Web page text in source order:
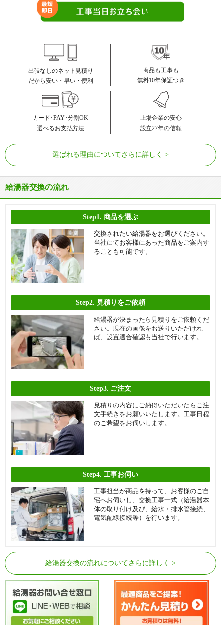
出張なしのネット見積り
だから安い・早い・便利
商品も工事も
無料10年保証つき
カード･PAY･分割OK
選べるお支払方法
上場企業の安心
設立27年の信頼
選ばれる理由についてさらに詳しく
給湯器交換の流れ
Step1. 商品を選ぶ
交換されたい給湯器をお選びください。
当社にてお客様にあった商品をご案内す
ることも可能です。
Step2. 見積りをご依頼
給湯器が決まったら見積りをご依頼くだ
さい。現在の画像をお送りいただけれ
ば、設置適合確認も当社で行います。
Step3. ご注文
見積りの内容にご納得いただいたらご注
文手続きをお願いいたします。工事日程
のご希望をお伺いします。
Step4. 工事お伺い
工事担当が商品を持って、お客様のご自
宅へお伺いし、交換工事一式（給湯器本
体の取り付け及び、給水・排水管接続、
電気配線接続等）を行います。
給湯器交換の流れについてさらに詳しく